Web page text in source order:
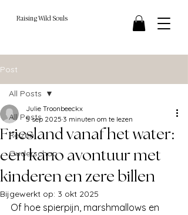
Raising Wild Souls
Post
All Posts
Reizen
Ouderschap
All Posts
Friesland vanaf het water:
een kano avontuur met
kinderen en zere billen
Julie Troonbeeckx
5 sep 2025 3 minuten om te lezen
Bijgewerkt op: 3 okt 2025
Of hoe spierpijn, marshmallows en